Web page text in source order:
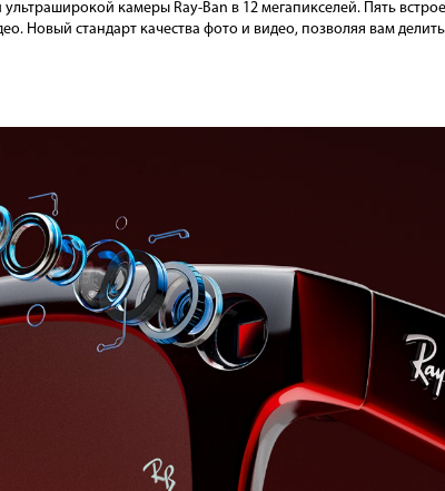
камеры Ray-Ban в 12 мегапикселей. Пять
Новый стандарт качества фото и видео, позволяя вам